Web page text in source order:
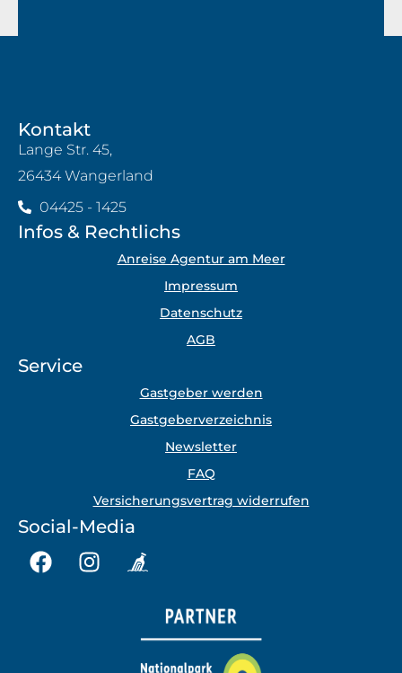
Kontakt
Lange Str. 45,
26434 Wangerland
04425 - 1425
Infos & Rechtlichs
Anreise Agentur am Meer
Impressum
Datenschutz
AGB
Service
Gastgeber werden
Gastgeberverzeichnis
Newsletter
FAQ
Versicherungsvertrag widerrufen
Social-Media